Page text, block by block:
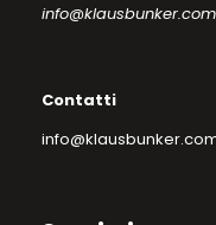
info@klausbunker.com
Contatti